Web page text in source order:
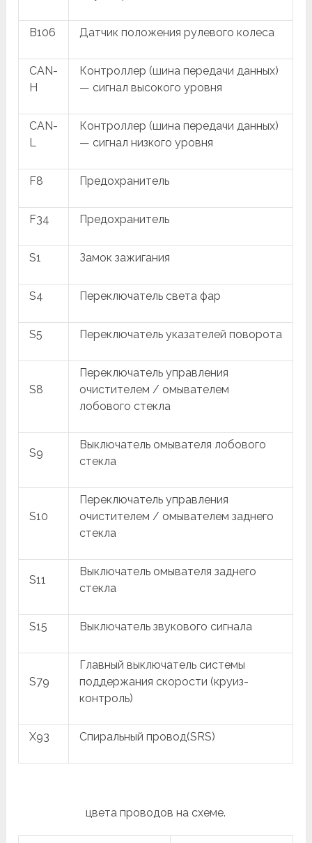
B106 Датчик положения рулевого колеса
CAN-
H
Контроллер (шина передачи данных)
— сигнал высокого уровня
CAN-
L
Контроллер (шина передачи данных)
— сигнал низкого уровня
F8 Предохранитель
F34 Предохранитель
S1 Замок зажигания
S4 Переключатель света фар
S5 Переключатель указателей поворота
S8
Переключатель управления
очистителем / омывателем
лобового стекла
S9
Выключатель омывателя лобового
стекла
S10
Переключатель управления
очистителем / омывателем заднего
стекла
S11
Выключатель омывателя заднего
стекла
S15 Выключатель звукового сигнала
S79
Главный выключатель системы
поддержания скорости (круиз-
контроль)
X93 Спиральный провод(SRS)
цвета проводов на схеме.